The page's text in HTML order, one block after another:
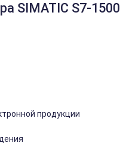
SIMATIC S7-1500
продукции